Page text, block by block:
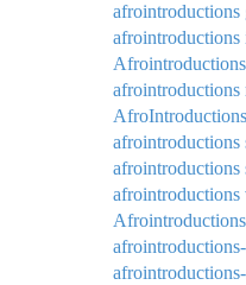
afrointroductions
afrointroductions
afrointroductions
afrointroductions
afrointroductions